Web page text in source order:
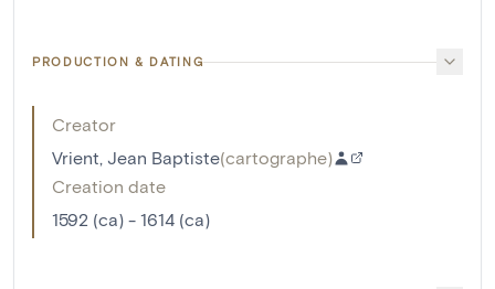
PRODUCTION & DATING
Creator
Vrient, Jean Baptiste(cartographe)
Creation date
1592 (ca) - 1614 (ca)